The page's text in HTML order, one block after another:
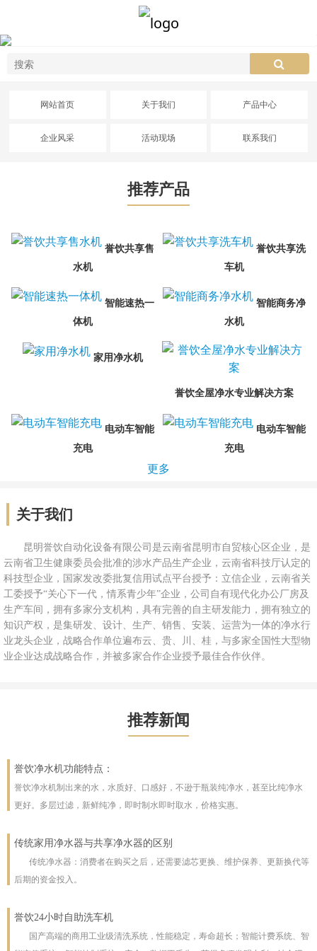
网站首页 关于我们 产品中心
企业风采 活动现场 联系我们
推荐产品
誉饮共享售
水机
誉饮共享洗
车机
智能速热一
体机
智能商务净
水机
家用净水机
誉饮全屋净水专业解决方案
电动车智能
充电
电动车智能
充电
更多
关于我们
昆明誉饮自动化设备有限公司是云南省昆明市自贸核心区企业，是
云南省卫生健康委员会批准的涉水产品生产企业，云南省科技厅认定的
科技型企业，国家发改委批复信用试点平台授予：立信企业，云南省关
工委授予“关心下一代，情系青少年”企业，公司自有现代化办公厂房及
生产车间，拥有多家分支机构，具有完善的自主研发能力，拥有独立的
知识产权，是集研发、设计、生产、销售、安装、运营为一体的净水行
业龙头企业，战略合作单位遍布云、贵、川、桂，与多家全国性大型物
业企业达成战略合作，并被多家合作企业授予最佳合作伙伴。
推荐新闻
誉饮净水机功能特点：
誉饮净水机制出来的水，水质好、口感好，不逊于瓶装纯净水，甚至比纯净水
更好。多层过滤，新鲜纯净，即时制水即时取水，价格实惠。
污染。
结构：内置式取水，并设安全门，干净卫生，有效防止环境的灰尘和污染，符
合卫生部的规范。
水质：采用进口RO逆渗透核心净水技术，6层过滤处理工艺技术制作活净水，
健康：取消热胆，高科技纳米水晶加热管流动加热，彻底解决污水、老化水、
干滚水和结水垢问题；专利智能沸腾芯，瞬间沸腾，杀菌更彻底；非金属加热
传统家用净水器与共享净水器的区别
传统净水器：消费者在购买之后，还需要滤芯更换、维护保养、更新换代等
后期的资金投入。
握设备产权，以净水使用量、使用时间等标准交纳服务费用的创新消费方式。
共享净水器：产品会采用物联网技术实现净水器智能化，用户能通过手机随
时查看出水的水质、每一级滤芯的使用寿命，也能在线续费、在线预约服务
誉饮24小时自助洗车机
国产高端的商用工业级清洗系统，性能稳定，寿命超长；智能计费系统、智